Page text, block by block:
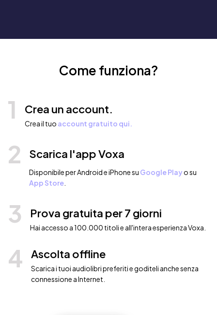
Come funziona?
1 Crea un account.
Crea il tuo account gratuito qui.
2 Scarica l'app Voxa
Disponibile per Android e iPhone su Google Playo su
App Store
3 Prova gratuita per 7 giorni
Hai accesso a 100.000 titoli e all'intera esperienza Voxa.
4 Ascolta offline
Scarica i tuoi audiolibri preferiti e goditeli anche senza
connessione a Internet.